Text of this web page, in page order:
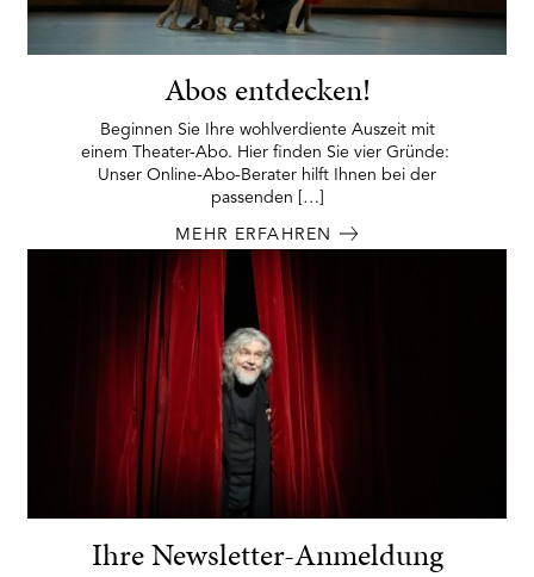
Abos entdecken!
Beginnen Sie Ihre wohlverdiente Auszeit mit
einem Theater-Abo. Hier finden Sie vier Gründe:
Unser Online-Abo-Berater hilft Ihnen bei der
passenden […]
MEHR ERFAHREN
Ihre Newsletter-Anmeldung